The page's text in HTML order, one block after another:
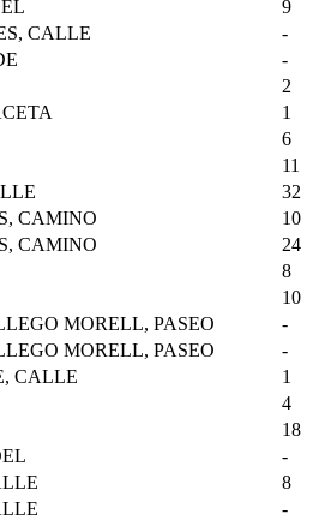
9
CALLE
-
-
2
1
6
11
32
CAMINO
10
CAMINO
24
8
10
MORELL, PASEO
-
MORELL, PASEO
-
CALLE
1
4
18
-
8
-